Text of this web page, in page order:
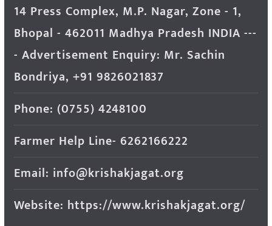
14 Press Complex, M.P. Nagar, Zone - 1,
Bhopal - 462011 Madhya Pradesh INDIA ---
- Advertisement Enquiry: Mr. Sachin
Bondriya, +91 9826021837
Phone: (0755) 4248100
Farmer Help Line- 6262166222
Email: info@krishakjagat.org
Website: https://www.krishakjagat.org/